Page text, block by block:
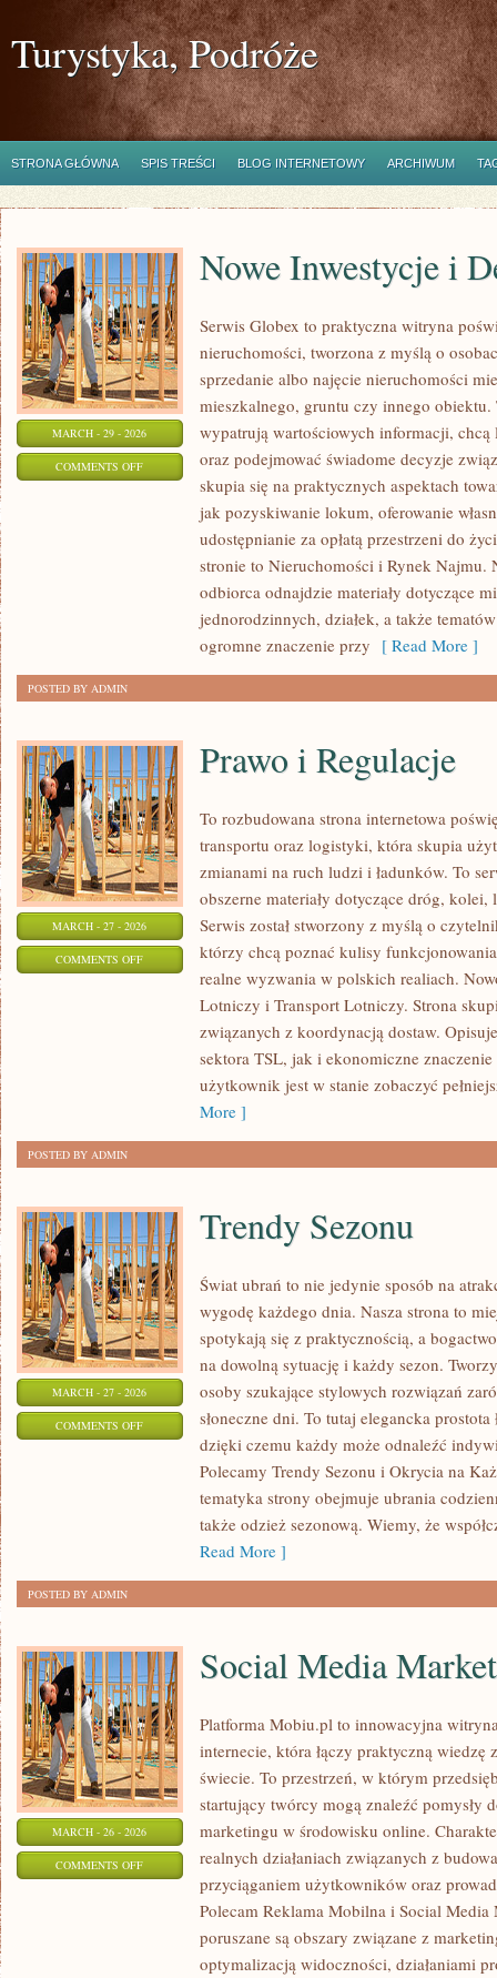
Turystyka, Podróże
STRONA GŁÓWNA SPIS TREŚCI BLOG INTERNETOWY ARCHIWUM
MARCH - 29 - 2026
COMMENTS OFFON
INWESTYCJE
DEWELOPERZY
Nowe Inwestycje i
Serwis Globex to praktyczna witryna
nieruchomości, tworzona z myślą o
sprzedanie albo najęcie nieruchomości
mieszkalnego, gruntu czy innego
wypatrują wartościowych informacji,
oraz podejmować świadome decyzje
skupia się na praktycznych aspektach
jak pozyskiwanie lokum, oferowanie
udostępnianie za opłatą przestrzeni do
stronie to Nieruchomości i Rynek Najmu.
odbiorca odnajdzie materiały dotyczące
jednorodzinnych, działek, a także
ogromne znaczenie przy [ Read More ]
POSTED BY ADMIN
MARCH - 27 - 2026
COMMENTS OFFON
REGULACJE
Prawo i Regulacje
To rozbudowana strona internetowa
transportu oraz logistyki, która skupia
zmianami na ruch ludzi i ładunków. To
obszerne materiały dotyczące dróg,
Serwis został stworzony z myślą o
którzy chcą poznać kulisy
realne wyzwania w polskich realiach.
Lotniczy i Transport Lotniczy. Strona
związanych z koordynacją dostaw.
sektora TSL, jak i ekonomiczne
użytkownik jest w stanie zobaczyć
More ]
POSTED BY ADMIN
MARCH - 27 - 2026
COMMENTS OFFON
Trendy Sezonu
Świat ubrań to nie jedynie sposób na
wygodę każdego dnia. Nasza strona to
spotykają się z praktycznością, a
na dowolną sytuację i każdy sezon.
osoby szukające stylowych rozwiązań
słoneczne dni. To tutaj elegancka prostota
dzięki czemu każdy może odnaleźć
Polecamy Trendy Sezonu i Okrycia na
tematyka strony obejmuje ubrania
także odzież sezonową. Wiemy, że
Read More ]
POSTED BY ADMIN
MARCH - 26 - 2026
COMMENTS OFFON
MARKETING
Social Media
Platforma Mobiu.pl to innowacyjna
internecie, która łączy praktyczną
świecie. To przestrzeń, w którym
startujący twórcy mogą znaleźć pomysły
marketingu w środowisku online.
realnych działaniach związanych z
przyciąganiem użytkowników oraz
Polecam Reklama Mobilna i Social
poruszane są obszary związane z
optymalizacją widoczności, działaniami